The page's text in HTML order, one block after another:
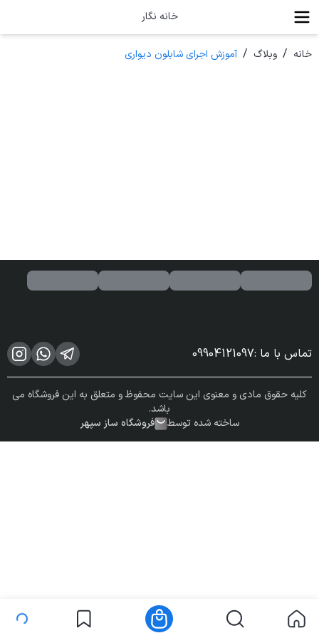
خانه نگار
خانه / وبلاگ / آموزش اجرای شابلون دیواری
تماس با ما :
09904121097
کلیه حقوق مادی و معنوی این سایت محفوظ و متعلق به این فروشگاه می
باشد.
ساخته شده توسط
فروشگاه ساز سپهر